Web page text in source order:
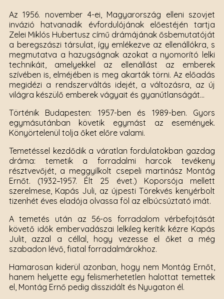
Az 1956. november 4-ei, Magyarország elleni szovjet
invázió hatvanadik évfordulójának előestéjén tartja
Zelei Miklós Hubertusz című drámájának ősbemutatóját
a beregszászi társulat, így emlékezve az ellenállókra, s
megmutatva a hazugságnak azokat a nyomorító lelki
technikáit, amelyekkel az ellenállást az emberek
szívében is, elméjében is meg akarták törni. Az előadás
megidézi a rendszerváltás idejét, a változásra, az új
világra készülő emberek vágyait és gyanútlanságát…
Történik Budapesten: 1957-ben és 1989-ben. Gyors
egymásutánban követik egymást az események.
Könyörtelenül tolja őket előre valami.
Temetéssel kezdődik a váratlan fordulatokban gazdag
dráma: temetik a forradalmi harcok tevékeny
résztvevőjét, a meggyilkolt csepeli martinász Montág
Ernőt. (1932–1957. Élt 25 évet.) Koporsója mellett
szerelmese, Kapás Juli, az újpesti Törekvés kenyérbolt
tizenhét éves eladója olvassa föl az elbúcsúztató imát.
A temetés után az 56-os forradalom vérbefojtását
követő idők embervadászai lelkileg kerítik kézre Kapás
Julit, azzal a céllal, hogy vezesse el őket a még
szabadon lévő, fiatal forradalmárokhoz.
Hamarosan kiderül azonban, hogy nem Montág Ernőt,
hanem helyette egy felismerhetetlen halottat temettek
el, Montág Ernő pedig disszidált és Nyugaton él.